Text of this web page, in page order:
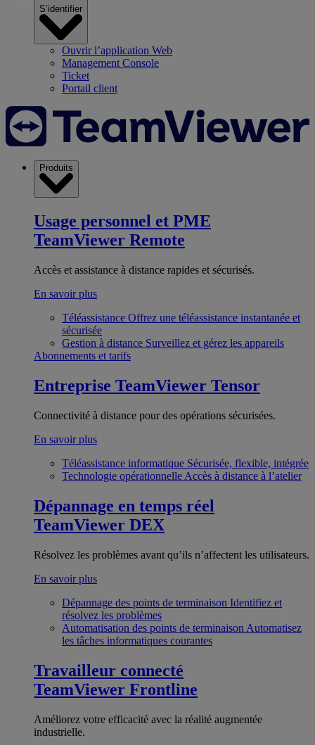
S’identifier
Ouvrir l’application Web
Management Console
Ticket
Portail client
Produits
Usage personnel et PME
TeamViewer Remote
Accès et assistance à distance rapides et sécurisés.
En savoir plus
Téléassistance Offrez une téléassistance instantanée et
sécurisée
Gestion à distance Surveillez et gérez les appareils
Abonnements et tarifs
Entreprise TeamViewer Tensor
Connectivité à distance pour des opérations sécurisées.
En savoir plus
Téléassistance informatique Sécurisée, flexible, intégrée
Technologie opérationnelle Accès à distance à l’atelier
Dépannage en temps réel
TeamViewer DEX
Résolvez les problèmes avant qu’ils n’affectent les utilisateurs.
En savoir plus
Dépannage des points de terminaison Identifiez et
résolvez les problèmes
Automatisation des points de terminaison Automatisez
les tâches informatiques courantes
Travailleur connecté
TeamViewer Frontline
Améliorez votre efficacité avec la réalité augmentée
industrielle.